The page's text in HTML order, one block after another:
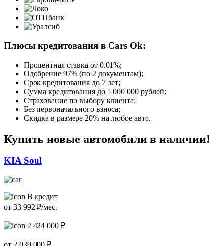
Плюсы кредитования в Cars Ok:
Процентная ставка от 0.01%;
Одобрение 97% (по 2 документам);
Срок кредитования до 7 лет;
Сумма кредитования до 5 000 000 рублей;
Страхование по выбору клиента;
Без первоначального взноса;
Скидка в размере 20% на любое авто.
Купить новые автомобили в наличии!
KIA Soul
В кредит
от 33 992 ₽/мес.
2 424 000 ₽